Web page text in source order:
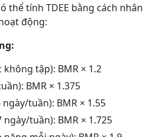
thể tính TDEE bằng cách nhân
động:
tập): BMR × 1.2
BMR × 1.375
tuần): BMR × 1.55
tuần): BMR × 1.725